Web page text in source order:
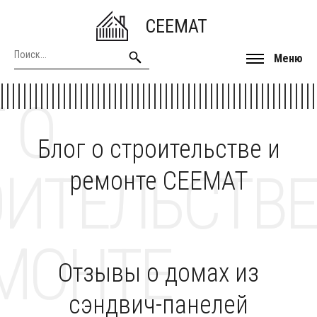
CEEMAT
Меню
Блог о строительстве и
ремонте CEEMAT
О
Отзывы о домах из
сэндвич-панелей